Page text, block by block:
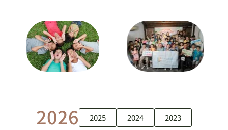
2026 2025 2024 2023